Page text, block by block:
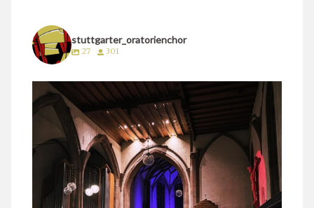
stuttgarter_oratorienchor
27 301
stuttgarter_oratorienchor
März 24